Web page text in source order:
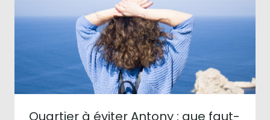
Quartier à éviter Antony : que faut-